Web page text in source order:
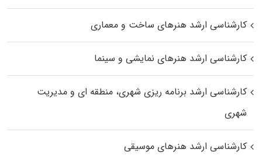
کارشناسی ارشد هنرهای ساخت و معماری
کارشناسی ارشد هنرهای نمایشی و سینما
کارشناسی ارشد برنامه ریزی شهری، منطقه‌ ای و مدیریت
شهری
کارشناسی ارشد هنرهای موسیقی